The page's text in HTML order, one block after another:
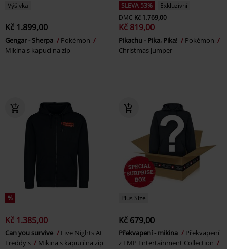
Výšivka
Kč 1.899,00
Gengar - Sherpa
Pokémon
Mikina s kapucí na zip
SLEVA 53%
Exkluzivní
DMC Kč 1.769,00
Kč 819,00
Pikachu - Pika, Pika!
Pokémon
Christmas jumper
%
Kč 1.385,00
Can you survive
Five Nights At
Freddy's
Mikina s kapucí na zip
Plus Size
Kč 679,00
Překvapení - mikina
Překvapení
z EMP Entertainment Collection